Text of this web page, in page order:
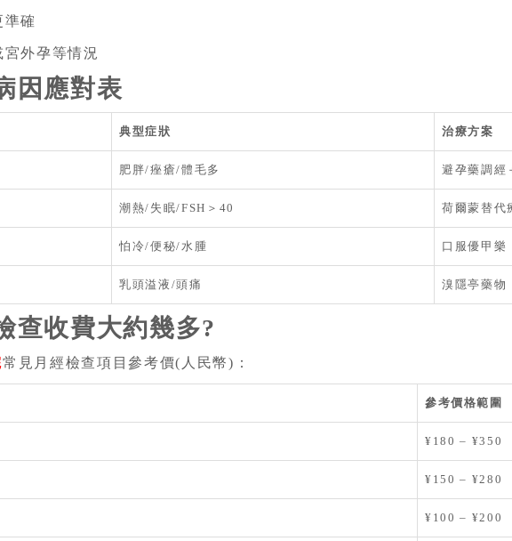
確
外孕等情況
因應對表
典型症狀 治療方案
肥胖/痤瘡/體毛多 避孕藥調經
潮熱/失眠/FSH＞40 荷爾蒙替代
怕冷/便秘/水腫 口服優甲樂
乳頭溢液/頭痛 溴隱亭藥物
查收費大約幾多?
常見月經檢查項目參考價(人民幣)：
參考價格範圍
¥180 – ¥350
¥150 – ¥280
¥100 – ¥200